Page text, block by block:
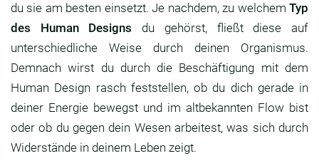
du sie am besten einsetzt. Je nachdem, zu welchem Typ
des Human Designs du gehörst, fließt diese auf
unterschiedliche Weise durch deinen Organismus.
Demnach wirst du durch die Beschäftigung mit dem
Human Design rasch feststellen, ob du dich gerade in
deiner Energie bewegst und im altbekannten Flow bist
oder ob du gegen dein Wesen arbeitest, was sich durch
Widerstände in deinem Leben zeigt.